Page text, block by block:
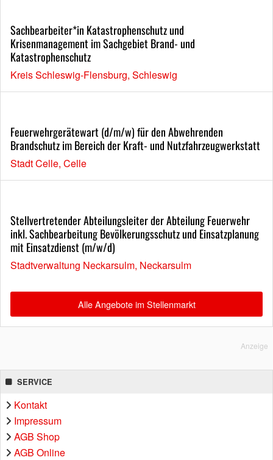
Sachbearbeiter*in Katastrophenschutz und
Krisenmanagement im Sachgebiet Brand- und
Katastrophenschutz
Kreis Schleswig-Flensburg, Schleswig
Feuerwehrgerätewart (d/m/w) für den Abwehrenden
Brandschutz im Bereich der Kraft- und Nutzfahrzeugwerkstatt
Stadt Celle, Celle
Stellvertretender Abteilungsleiter der Abteilung Feuerwehr
inkl. Sachbearbeitung Bevölkerungsschutz und Einsatzplanung
mit Einsatzdienst (m/w/d)
Stadtverwaltung Neckarsulm, Neckarsulm
Alle Angebote im Stellenmarkt
Anzeige
SERVICE
Kontakt
Impressum
AGB Shop
AGB Online